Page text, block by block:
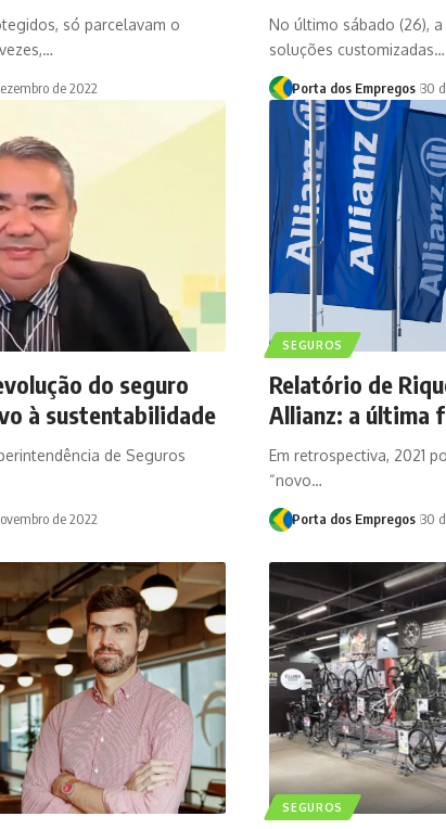
só parcelavam o
de 2022
No último sábado (26),
soluções customizadas…
Porta dos Empregos 30
do seguro
à sustentabilidade
de Seguros
de 2022
SEGUROS
Relatório de
Allianz: a última
Em retrospectiva, 2021
“novo…
Porta dos Empregos 30
SEGUROS